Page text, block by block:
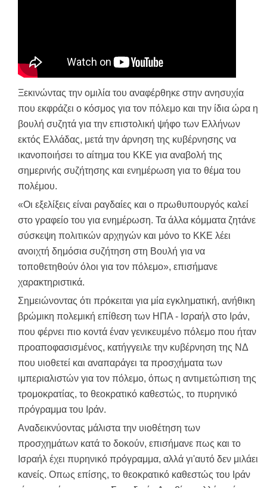
Ξεκινώντας την ομιλία του αναφέρθηκε στην ανησυχία
που εκφράζει ο κόσμος για τον πόλεμο και την ίδια ώρα η
βουλή συζητά για την επιστολική ψήφο των Ελλήνων
εκτός Ελλάδας, μετά την άρνηση της κυβέρνησης να
ικανοποιήσει το αίτημα του ΚΚΕ για αναβολή της
σημερινής συζήτησης και ενημέρωση για το θέμα του
πολέμου.
«Οι εξελίξεις είναι ραγδαίες και ο πρωθυπουργός καλεί
στο γραφείο του για ενημέρωση. Τα άλλα κόμματα ζητάνε
σύσκεψη πολιτικών αρχηγών και μόνο το ΚΚΕ λέει
ανοιχτή δημόσια συζήτηση στη Βουλή για να
τοποθετηθούν όλοι για τον πόλεμο», επισήμανε
χαρακτηριστικά.
Σημειώνοντας ότι πρόκειται για μία εγκληματική, ανήθικη
βρώμικη πολεμική επίθεση των ΗΠΑ - Ισραήλ στο Ιράν,
που φέρνει πιο κοντά έναν γενικευμένο πόλεμο που ήταν
προαποφασισμένος, κατήγγειλε την κυβέρνηση της ΝΔ
που υιοθετεί και αναπαράγει τα προσχήματα των
ιμπεριαλιστών για τον πόλεμο, όπως η αντιμετώπιση της
τρομοκρατίας, το θεοκρατικό καθεστώς, το πυρηνικό
πρόγραμμα του Ιράν.
Αναδεικνύοντας μάλιστα την υιοθέτηση των
προσχημάτων κατά το δοκούν, επισήμανε πως και το
Ισραήλ έχει πυρηνικό πρόγραμμα, αλλά γι'αυτό δεν μιλάει
κανείς. Οπως επίσης, το θεοκρατικό καθεστώς του Ιράν